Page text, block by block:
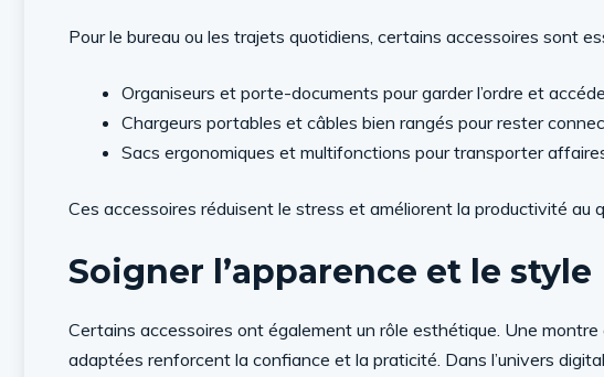
Pour le bureau ou les trajets quotidiens, certains accessoires sont
Organiseurs et porte-documents pour garder l’ordre et
Chargeurs portables et câbles bien rangés pour rester
Sacs ergonomiques et multifonctions pour transporter
Ces accessoires réduisent le stress et améliorent la productivité au
Soigner l’apparence et le style
Certains accessoires ont également un rôle esthétique. Une
adaptées renforcent la confiance et la praticité. Dans l’univers